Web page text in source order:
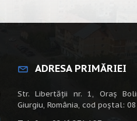
ADRESA PRIMĂRIEI
Str. Libertății nr. 1, Oraș
Giurgiu, România, cod poștal: